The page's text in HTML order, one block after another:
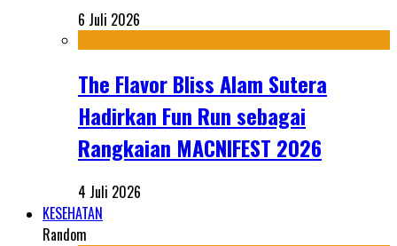
6 Juli 2026
The Flavor Bliss Alam Sutera
Hadirkan Fun Run sebagai
Rangkaian MACNIFEST 2026
4 Juli 2026
KESEHATAN
Random